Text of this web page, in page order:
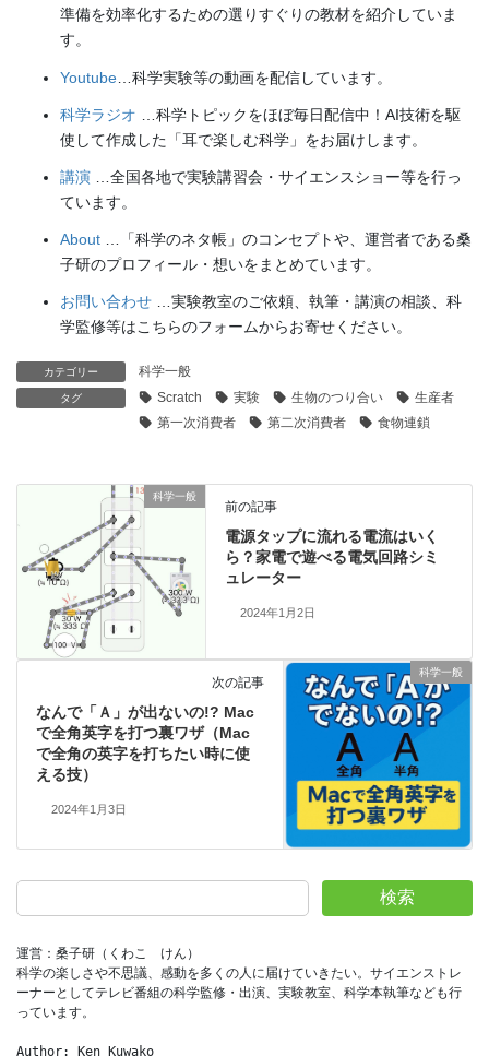
準備を効率化するための選りすぐりの教材を紹介していま
す。
Youtube …科学実験等の動画を配信しています。
科学ラジオ …科学トピックをほぼ毎日配信中！AI技術を駆
使して作成した「耳で楽しむ科学」をお届けします。
講演 …全国各地で実験講習会・サイエンスショー等を行っ
ています。
About …「科学のネタ帳」のコンセプトや、運営者である桑
子研のプロフィール・想いをまとめています。
お問い合わせ …実験教室のご依頼、執筆・講演の相談、科
学監修等はこちらのフォームからお寄せください。
カテゴリー 科学一般
タグ Scratch 実験 生物のつり合い
生産者
第一次消費者
第二次消費者 食物連鎖
科学一般
前の記事
電源タップに流れる電流はいく
ら？家電で遊べる電気回路シミ
ュレーター
2024年1月2日
科学一般
次の記事
なんで「Ａ」が出ないの!? Mac
で全角英字を打つ裏ワザ（Mac
で全角の英字を打ちたい時に使
える技）
2024年1月3日
検索
運営：桑子研（くわこ　けん）
科学の楽しさや不思議、感動を多くの人に届けていきたい。サイエンストレ
ーナーとしてテレビ番組の科学監修・出演、実験教室、科学本執筆なども行
っています。
Author: Ken Kuwako